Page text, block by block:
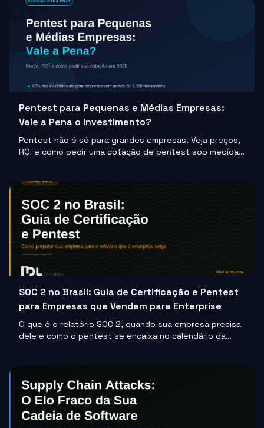
Pentest para Pequenas e Médias Empresas:
Vale a Pena o Investimento?
Pentest não é só para grandes empresas. Veja preços,
ROI e como pedir uma cotação de pentest sob medida
SOC 2 no Brasil: Guia de Certificação e Pentest
para Empresas que Vendem para Enterprise
O que é o relatório SOC 2, quando sua empresa precisa
dele e como o pentest se encaixa no calendário da